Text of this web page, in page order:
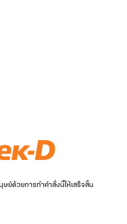
ย์ด้วยการทำคำสั่งนี้ให้เสร็จสิ้น